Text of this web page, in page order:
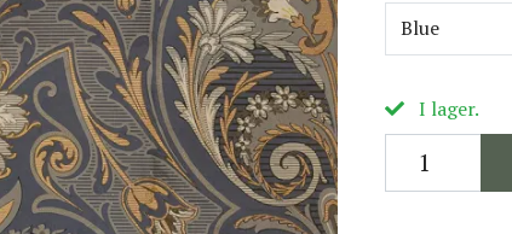
Blue
I lager.